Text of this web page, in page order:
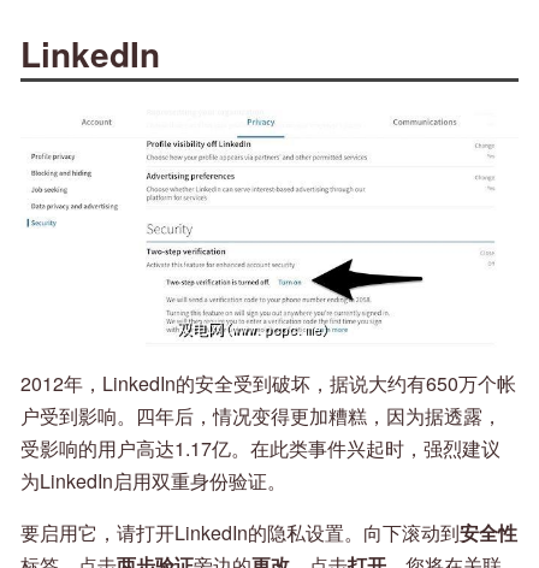
LinkedIn
2012年，LinkedIn的安全受到破坏，据说大约有650万个帐
户受到影响。四年后，情况变得更加糟糕，因为据透露，
受影响的用户高达1.17亿。在此类事件兴起时，强烈建议
为LinkedIn启用双重身份验证。
要启用它，请打开LinkedIn的隐私设置。向下滚动到安全性